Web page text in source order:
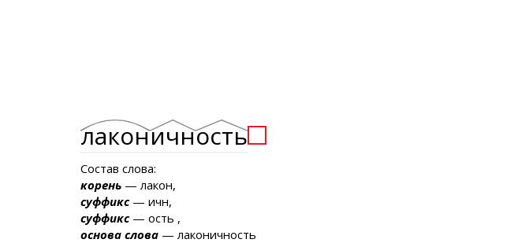
лаконичность
Состав слова:
корень — лакон,
суффикс— ичн,
суффикс— ость ,
основа слова — лаконичность